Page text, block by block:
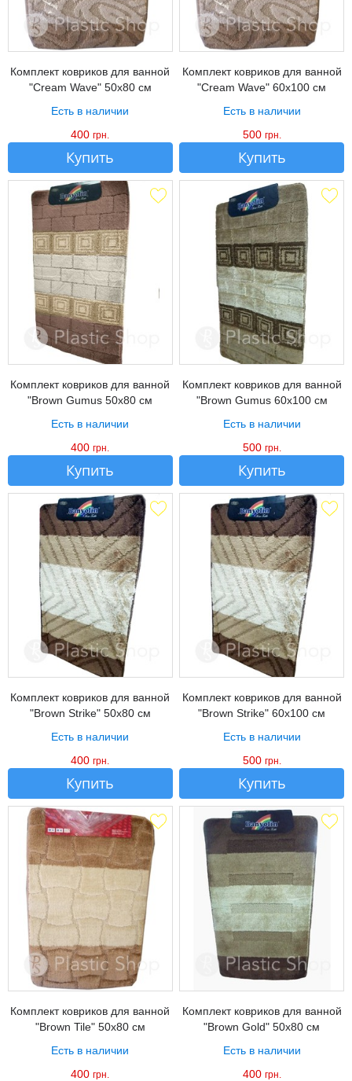
Комплект ковриков для ванной
"Cream Wave" 50х80 см
Есть в наличии
400грн.
Купить
Комплект ковриков для ванной
"Cream Wave" 60х100 см
Есть в наличии
500 грн.
Купить
Комплект ковриков для ванной
"Brown Gumus 50х80 см
Есть в наличии
400грн.
Купить
Комплект ковриков для ванной
"Brown Gumus 60х100 см
Есть в наличии
500 грн.
Купить
Комплект ковриков для ванной
"Brown Strike" 50х80 см
Есть в наличии
400грн.
Купить
Комплект ковриков для ванной
"Brown Strike" 60х100 см
Есть в наличии
500 грн.
Купить
Комплект ковриков для ванной
"Brown Tile" 50х80 см
Есть в наличии
400грн.
Комплект ковриков для ванной
"Brown Gold" 50х80 см
Есть в наличии
400 грн.